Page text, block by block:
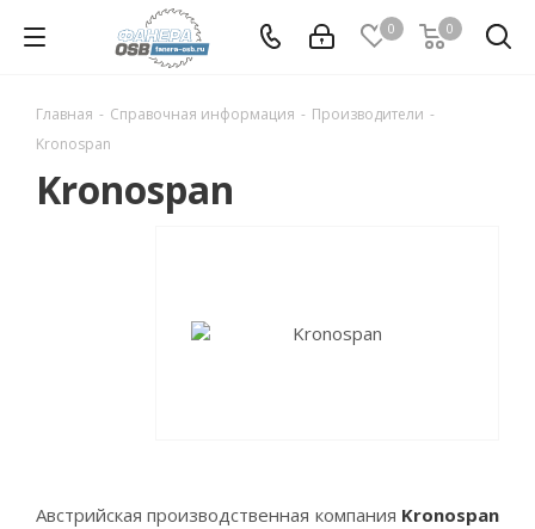
0 0
Главная - Справочная информация - Производители -
Kronospan
Kronospan
Австрийская производственная компания Kronospan